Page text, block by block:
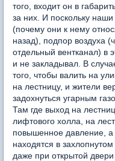
того, входит он в
за них. И поскольку
(почему они к нему
назад), подпор воздуха
отдельный вентканал) в
и не закладывал. В
того, чтобы валить на
на лестницу, и жители
задохнуться угарным
Там где выход на
лифтового холла, на
повышенное давление,
находятся в
даже при открытой